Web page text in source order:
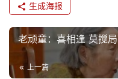
生成海报
老顽童：喜相逢 莫搅局
上一篇